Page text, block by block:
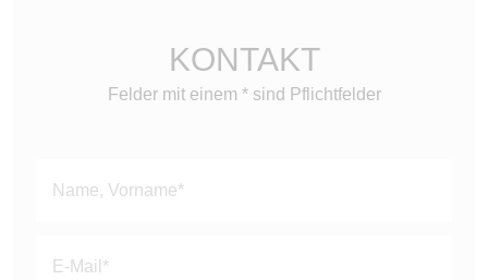
KONTAKT
Felder mit einem * sind Pflichtfelder
dieses
leer.